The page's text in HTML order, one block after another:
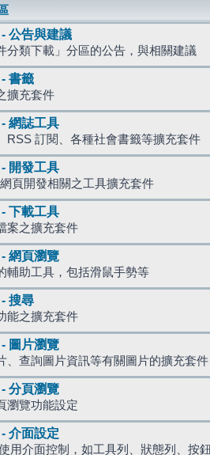
公告與建議
分類下載」分區的公告，與相關建議
書籤
擴充套件
網誌工具
RSS 訂閱、各種社會書籤等擴充套件
開發工具
頁開發相關之工具擴充套件
下載工具
案之擴充套件
網頁瀏覽
輔助工具，包括滑鼠手勢等
搜尋
能之擴充套件
圖片瀏覽
、查詢圖片資訊等有關圖片的擴充套件
分頁瀏覽
瀏覽功能設定
介面設定
用介面控制，如工具列、狀態列、按